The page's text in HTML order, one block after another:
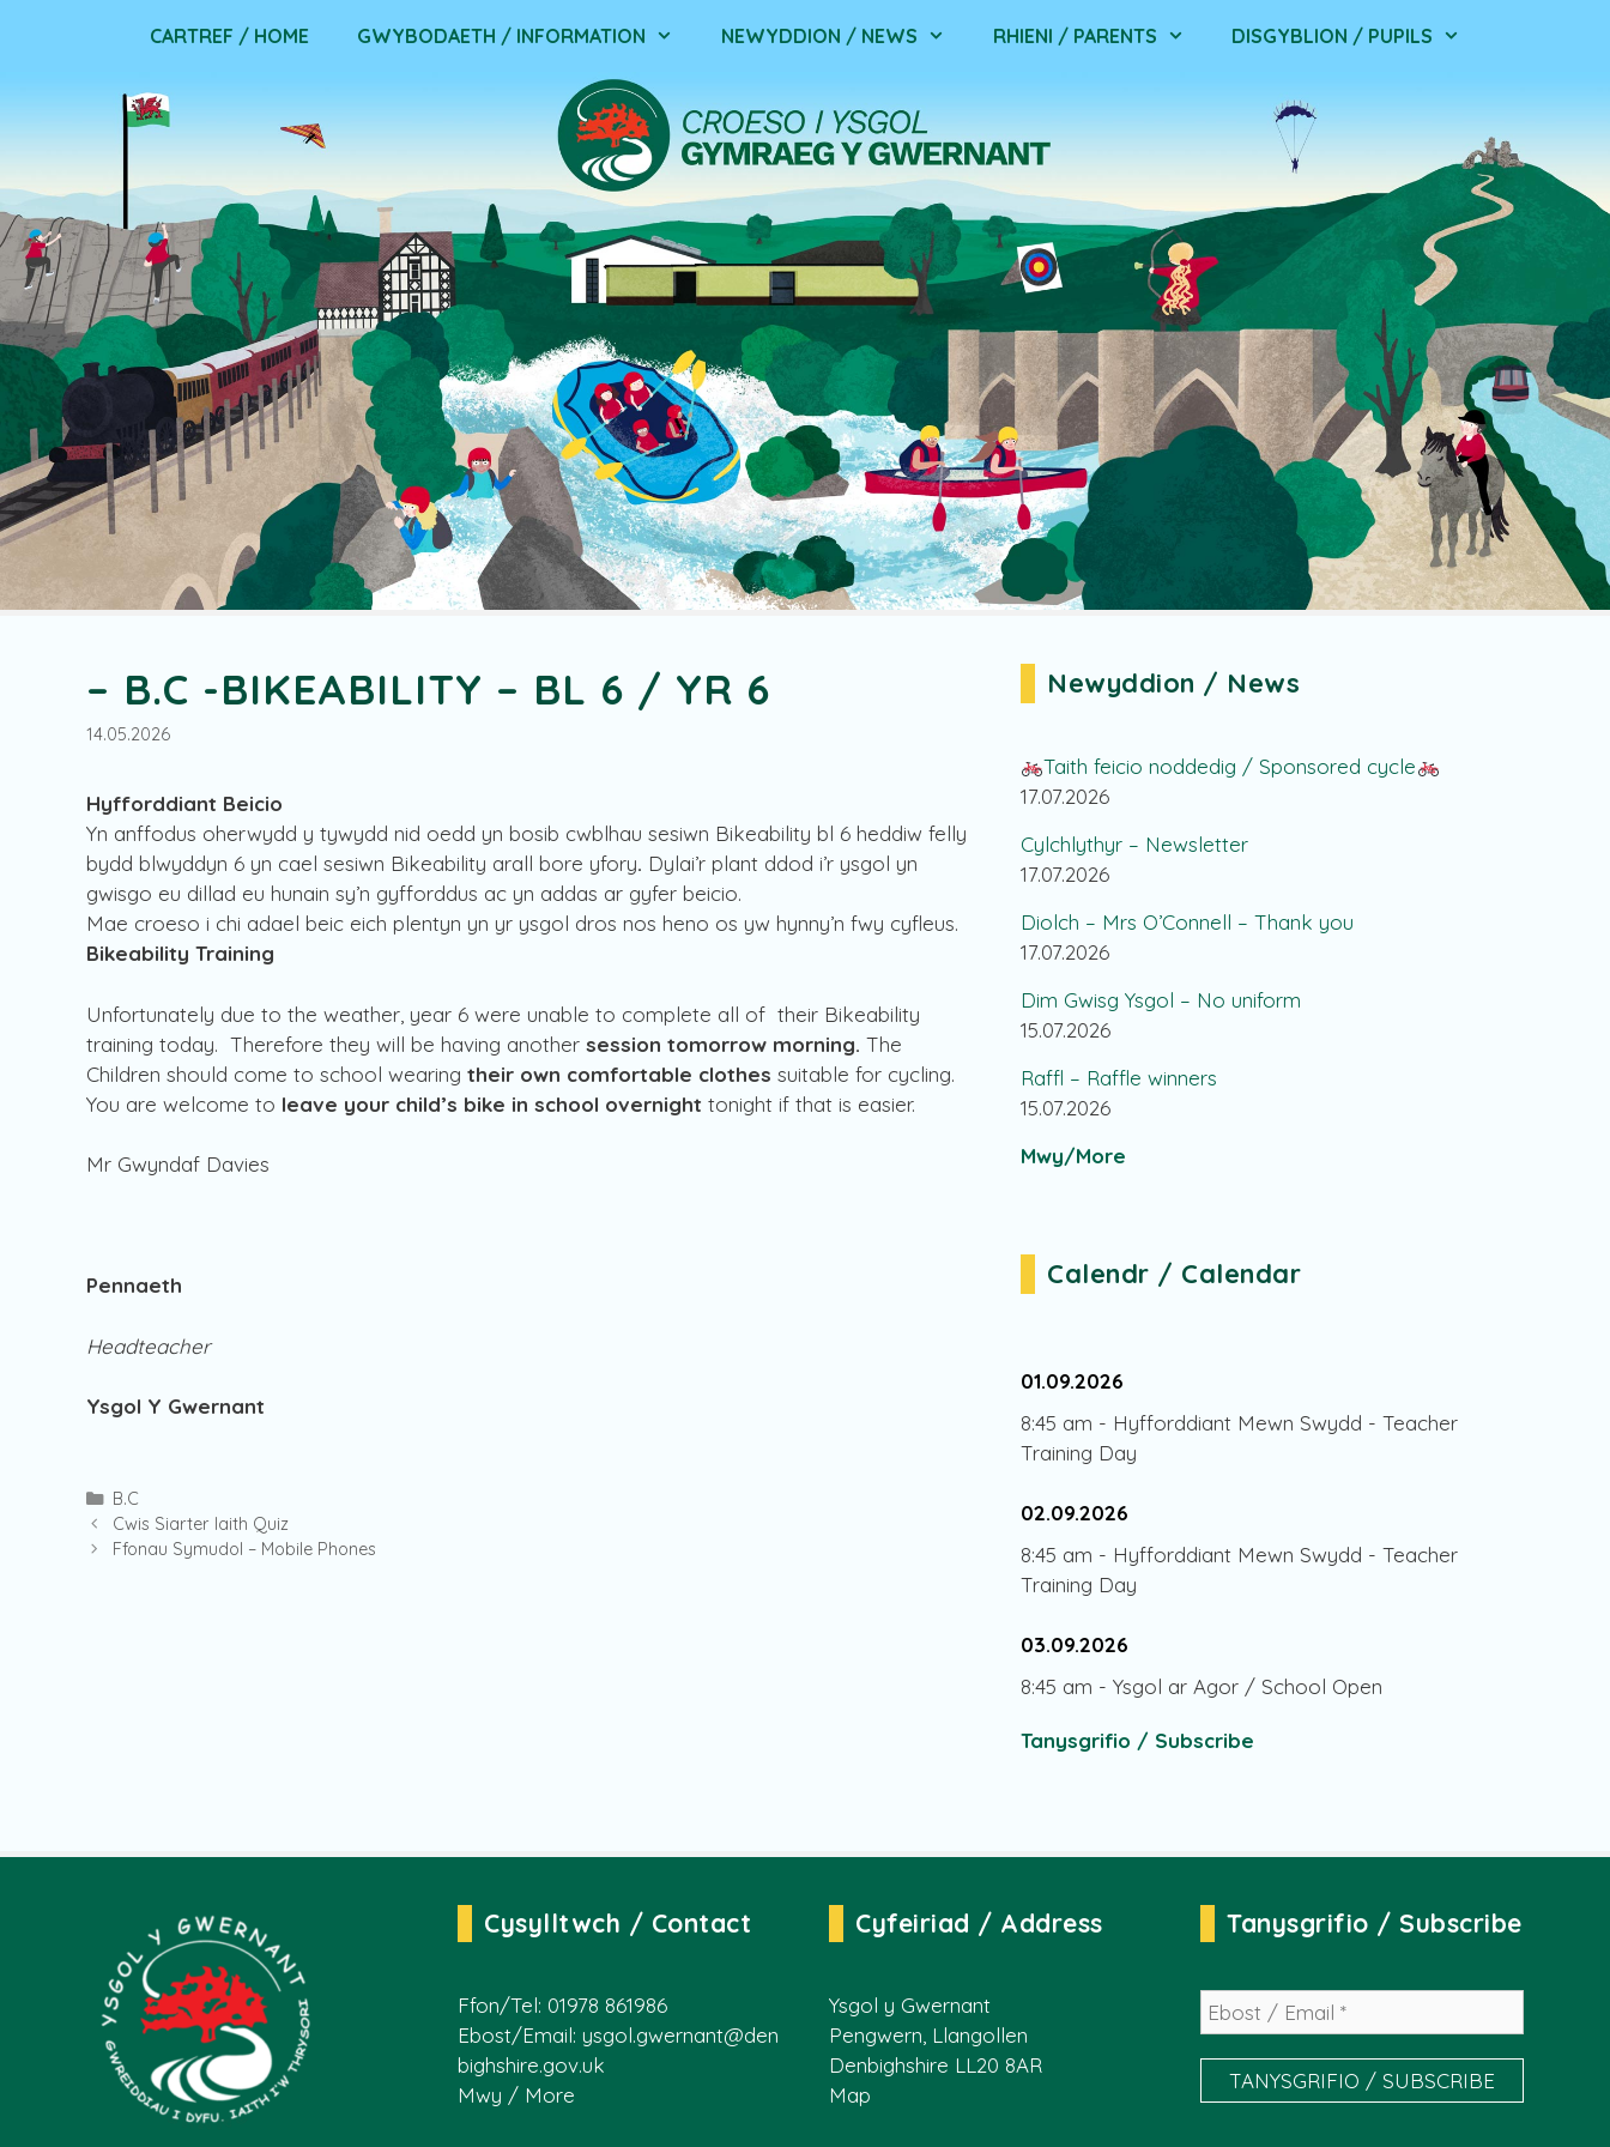
CARTREF / HOME GWYBODAETH / INFORMATION NEWYDDION / NEWS RHIENI / PARENTS DISGYBLION / PUPILS
– B.C -BIKEABILITY – BL 6 / YR 6
14.05.2026
Hyfforddiant Beicio
Yn anffodus oherwydd y tywydd nid oedd yn bosib cwblhau sesiwn Bikeability bl 6 heddiw felly
bydd blwyddyn 6 yn cael sesiwn Bikeability arall bore yfory. Dylai’r plant ddod i’r ysgol yn
gwisgo eu dillad eu hunain sy’n gyfforddus ac yn addas ar gyfer beicio.
Mae croeso i chi adael beic eich plentyn yn yr ysgol dros nos heno os yw hynny’n fwy cyfleus.
Bikeability Training
Unfortunately due to the weather, year 6 were unable to complete all of their Bikeability
training today. Therefore they will be having another session tomorrow morning. The
Children should come to school wearing their own comfortable clothes suitable for cycling.
You are welcome to leave your child’s bike in school overnight tonight if that is easier.
Mr Gwyndaf Davies
Pennaeth
Headteacher
Ysgol Y Gwernant
Categories
B.C
Cwis Siarter Iaith Quiz
Ffonau Symudol – Mobile Phones
Newyddion / News
Taith feicio noddedig / Sponsored cycle
17.07.2026
Cylchlythyr – Newsletter
17.07.2026
Diolch – Mrs O’Connell – Thank you
17.07.2026
Dim Gwisg Ysgol – No uniform
15.07.2026
Raffl – Raffle winners
15.07.2026
Mwy/More
Calendr / Calendar
01.09.2026
8:45 am - Hyfforddiant Mewn Swydd - Teacher
Training Day
02.09.2026
8:45 am - Hyfforddiant Mewn Swydd - Teacher
Training Day
03.09.2026
8:45 am - Ysgol ar Agor / School Open
Tanysgrifio / Subscribe
Cysylltwch / Contact
Ffon/Tel: 01978 861986
Ebost/Email: ysgol.gwernant@den
bighshire.gov.uk
Mwy / More
Cyfeiriad / Address
Ysgol y Gwernant
Pengwern, Llangollen
Denbighshire LL20 8AR
Map
Tanysgrifio / Subscribe